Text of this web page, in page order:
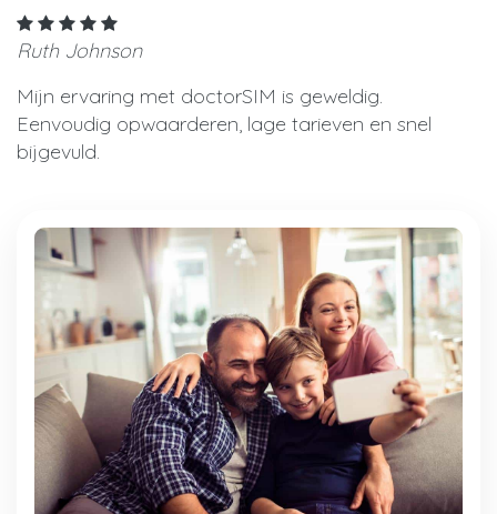
Ruth Johnson
Mijn ervaring met doctorSIM is geweldig.
Eenvoudig opwaarderen, lage tarieven en snel
bijgevuld.